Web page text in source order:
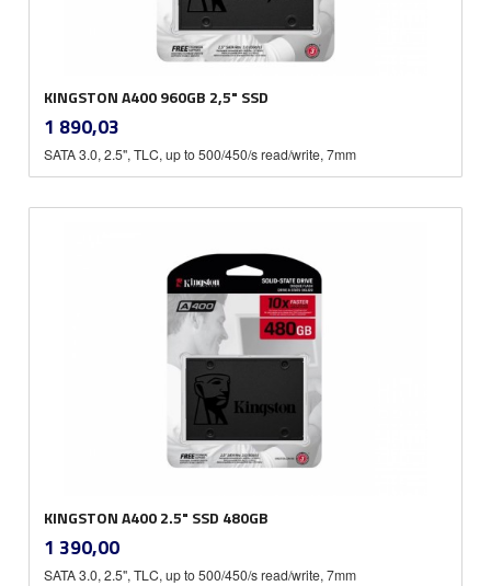
KINGSTON A400 960GB 2,5" SSD
Pris
1 890,03
SATA 3.0, 2.5", TLC, up to 500/450/s read/write, 7mm
KINGSTON A400 2.5" SSD 480GB
Pris
1 390,00mva.
SATA 3.0, 2.5", TLC, up to 500/450/s read/write, 7mm